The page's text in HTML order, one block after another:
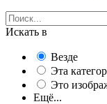
Искать в
Везде
Эта
Это
Ещё...